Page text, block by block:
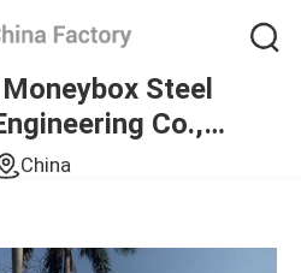
Steel
Co.,
Ltd.
China